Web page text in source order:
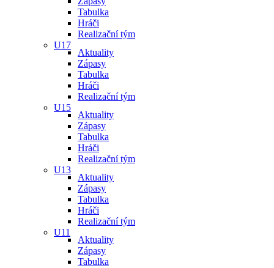
Tabulka
Hráči
Realizační tým
U17
Aktuality
Zápasy
Tabulka
Hráči
Realizační tým
U15
Aktuality
Zápasy
Tabulka
Hráči
Realizační tým
U13
Aktuality
Zápasy
Tabulka
Hráči
Realizační tým
U11
Aktuality
Zápasy
Tabulka